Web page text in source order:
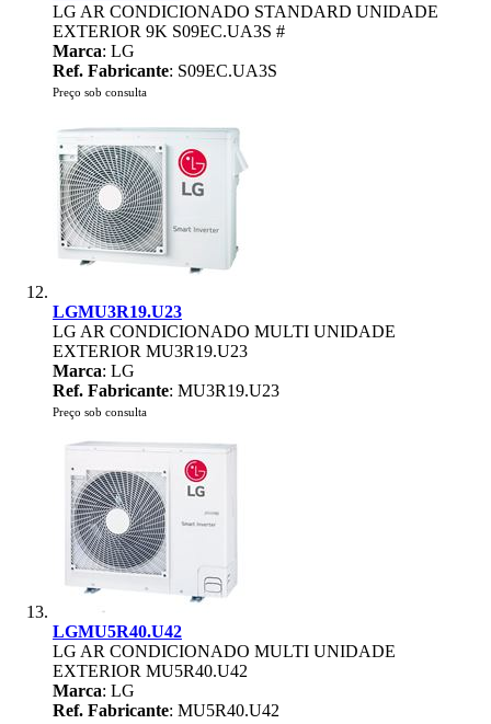
LG AR CONDICIONADO STANDARD UNIDADE
EXTERIOR 9K S09EC.UA3S #
Marca: LG
Ref. Fabricante: S09EC.UA3S
Preço sob consulta
LGMU3R19.U23
LG AR CONDICIONADO MULTI UNIDADE
EXTERIOR MU3R19.U23
Marca: LG
Ref. Fabricante: MU3R19.U23
Preço sob consulta
LGMU5R40.U42
LG AR CONDICIONADO MULTI UNIDADE
EXTERIOR MU5R40.U42
Marca: LG
Ref. Fabricante: MU5R40.U42